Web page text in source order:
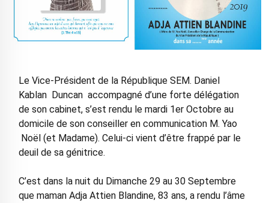
Le Vice-Président de la République SEM. Daniel
Kablan Duncan accompagné d’une forte délégation
de son cabinet, s’est rendu le mardi 1er Octobre au
domicile de son conseiller en communication M. Yao
Noël (et Madame). Celui-ci vient d’être frappé par le
deuil de sa génitrice.
C’est dans la nuit du Dimanche 29 au 30 Septembre
que maman Adja Attien Blandine, 83 ans, a rendu l’âme